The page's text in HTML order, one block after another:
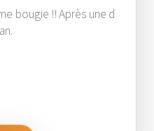
bougie !! Après une d